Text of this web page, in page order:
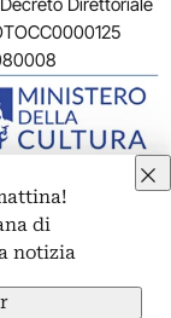
II, 287 –
personali
– 00186 Roma
di
notizia